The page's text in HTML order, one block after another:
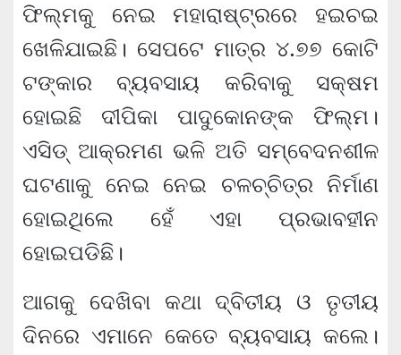
ଫିଲ୍ମକୁ ନେଇ ମହାରାଷ୍ଟ୍ରରେ ହଇଚଇ
ଖେଳିଯାଇଛି। ସେପଟେ ମାତ୍ର ୪.୭୭ କୋଟି
ଟଙ୍କାର ବ୍ୟବସାୟ କରିବାକୁ ସକ୍ଷମ
ହୋଇଛି ଦୀପିକା ପାଦୁକୋନଙ୍କ ଫିଲ୍ମ।
ଏସିଡ୍ ଆକ୍ରମଣ ଭଳି ଅତି ସମ୍ବେଦନଶୀଳ
ଘଟଣାକୁ ନେଇ ନେଇ ଚଳଚ୍ଚିତ୍ର ନିର୍ମାଣ
ହୋଇଥିଲେ ହେଁ ଏହା ପ୍ରଭାବହୀନ
ହୋଇପଡିଛି।
ଆଗକୁ ଦେଖିବା କଥା ଦ୍ବିତୀୟ ଓ ତୃତୀୟ
ଦିନରେ ଏମାନେ କେତେ ବ୍ୟବସାୟ କଲେ।